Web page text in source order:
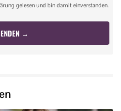
gelesen und bin damit einverstanden.